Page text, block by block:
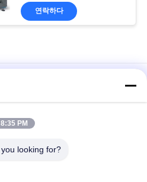
연락하다
를 싸는 1480 밀리미터 골판지 박
8:35 PM
looking for?